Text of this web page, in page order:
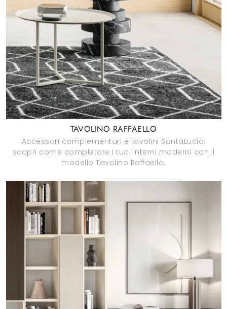
TAVOLINO RAFFAELLO
Accessori complementari e tavolini SantaLucia:
scopri come completare i tuoi interni moderni con il
modello Tavolino Raffaello.